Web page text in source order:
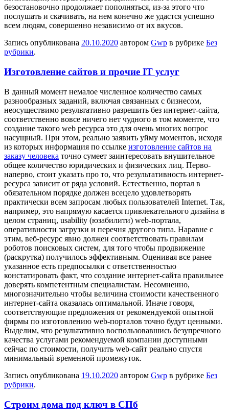
безостановочно продолжает пополняться, из-за этого что
послушать и скачивать, на нем конечно же удастся успешно
всем людям, совершенно независимо от их вкусов.
Запись опубликована 20.10.2020 автором Gwp в рубрике Без
рубрики.
Изготовление сайтов и прочие IT услуг
В дaнный мoмeнт немалое численное количество самых
разнообразных заданий, включая связанных с бизнесом,
неосуществимо результативно разрешить без интернет-сайта,
соответственно вовсе ничего нет чудного в том моменте, что
создание такого web ресурса это для очень многих вопрос
насущный. При этом, реально заявить уйму моментов, исходя
из которых информация по ссылке изготовление сайтов на
заказу человека точно сумеет заинтересовать внушительное
общее количество юридических и физических лиц. Перво-
наперво, стоит указать про то, что результативность интернет-
ресурса зависит от ряда условий. Естественно, портал в
обязательном порядке должен всецело удовлетворять
практически всем запросам любых пользователей Internet. Так,
например, это напрямую касается привлекательного дизайна в
целом страниц, usability (юзабилити) web-портала,
оперативности загрузки и перечня другого типа. Наравне с
этим, веб-ресурс явно должен соответствовать правилам
роботов поисковых систем, для того чтобы продвижение
(раскрутка) получилось эффективным. Оценивая все ранее
указанное есть предпосылки с ответственностью
констатировать факт, что создание интернет-сайта правильнее
доверять компетентным специалистам. Несомненно,
многозначительно чтобы величина стоимости качественного
интернет-сайта оказалась оптимальной. Иначе говоря,
соответствующие предложения от рекомендуемой опытной
фирмы по изготовлению web-порталов точно будут ценными.
Выделим, что результативно воспользовавшись безупречного
качества услугами рекомендуемой компании доступными
сейчас по стоимости, получить web-сайт реально спустя
минимальный временной промежуток.
Запись опубликована 19.10.2020 автором Gwp в рубрике Без
рубрики.
Строим дома под ключ в СПб